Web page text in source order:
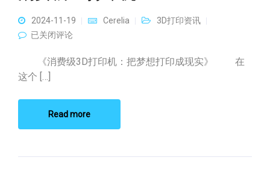
2024-11-19 Cerelia
3D打印资讯
消费级3D打印机
已关闭评论
《消费级3D打印机：把梦想打印成现实》 在
这个 […]
Read more